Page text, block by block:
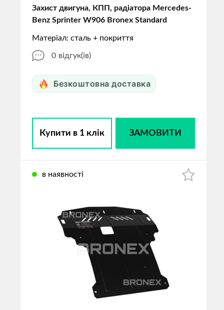
Захист двигуна, КПП, радіатора Mercedes-
Benz Sprinter W906 Bronex Standard
Матеріал: сталь + покриття
0 відгук(ів)
Безкоштовна доставка
Купити в 1 клік ЗАМОВИТИ
в наявності